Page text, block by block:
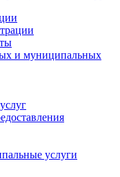
и муниципальных
услуги